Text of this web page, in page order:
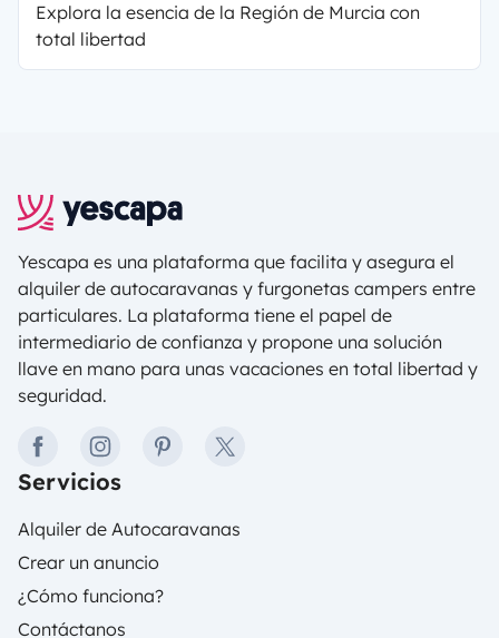
Explora la esencia de la Región de Murcia con
total libertad
Yescapa es una plataforma que facilita y asegura el
alquiler de autocaravanas y furgonetas campers entre
particulares. La plataforma tiene el papel de
intermediario de confianza y propone una solución
llave en mano para unas vacaciones en total libertad y
seguridad.
facebookinstagrampinteresttwitter
Servicios
Alquiler de Autocaravanas
Crear un anuncio
¿Cómo funciona?
Contáctanos